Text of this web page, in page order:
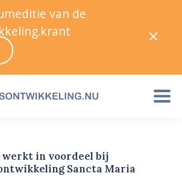
in voordeel bij
Sancta Maria
van de